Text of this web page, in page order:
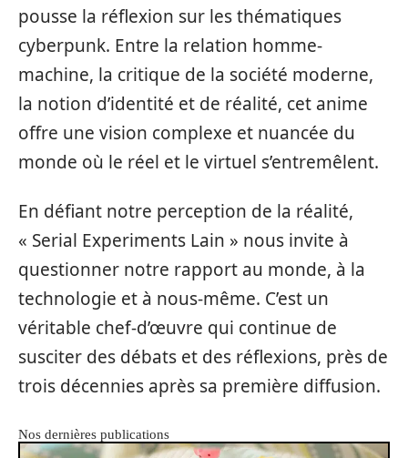
pousse la réflexion sur les thématiques
cyberpunk. Entre la relation homme-
machine, la critique de la société moderne,
la notion d’identité et de réalité, cet anime
offre une vision complexe et nuancée du
monde où le réel et le virtuel s’entremêlent.
En défiant notre perception de la réalité,
« Serial Experiments Lain » nous invite à
questionner notre rapport au monde, à la
technologie et à nous-même. C’est un
véritable chef-d’œuvre qui continue de
susciter des débats et des réflexions, près de
trois décennies après sa première diffusion.
Nos dernières publications